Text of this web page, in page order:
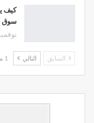
كيف
سوق
نوفمبر 17, 2024
السابق التالي 1 من 2